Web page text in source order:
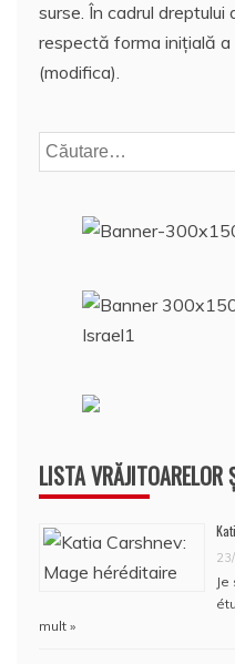
surse. În cadrul dreptului
respectă forma inițială
(modifica).
Caută
după:
LISTA VRĂJITOARELOR
mult »